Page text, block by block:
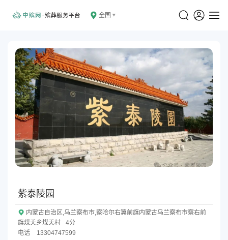
全国
紫泰陵园
内蒙古自治区,乌兰察布市,察哈尔右翼前旗内蒙古乌兰察布市察右前
旗煤夭乡煤夭村
4分
电话
13304747599